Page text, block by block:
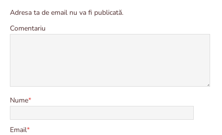
Adresa ta de email nu va fi publicată.
Comentariu
Nume*
Email*